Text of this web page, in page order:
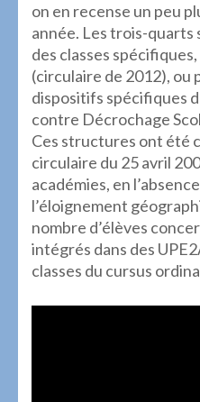
on en recense un peu
année. Les trois-quarts
des classes
(circulaire de 2012), ou
dispositifs spécifiques
contre Décrochage
Ces structures ont été
circulaire du 25 avril
académies, en
l’éloignement
nombre d’élèves
intégrés dans des
classes du cursus